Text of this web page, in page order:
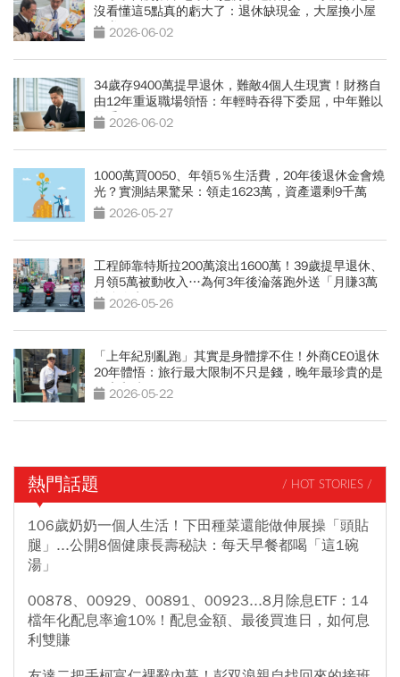
沒看懂這5點真的虧大了：退休缺現金，大屋換小屋
更賺？
2026-06-02
34歲存9400萬提早退休，難敵4個人生現實！財務自
由12年重返職場領悟：年輕時吞得下委屈，中年難以
忍受2026-06-02
1000萬買0050、年領5％生活費，20年後退休金會燒
光？實測結果驚呆：領走1623萬，資產還剩9千萬
2026-05-27
工程師靠特斯拉200萬滾出1600萬！39歲提早退休、
月領5萬被動收入…為何3年後淪落跑外送「月賺3萬
勉強維生」？
2026-05-26
「上年紀別亂跑」其實是身體撐不住！外商CEO退休
20年體悟：旅行最大限制不只是錢，晚年最珍貴的是
健康和時間
2026-05-22
熱門話題 / HOT STORIES /
106歲奶奶一個人生活！下田種菜還能做伸展操「頭貼
腿」...公開8個健康長壽秘訣：每天早餐都喝「這1碗
湯」
00878、00929、00891、00923...8月除息ETF：14
檔年化配息率逾10%！配息金額、最後買進日，如何息
利雙賺